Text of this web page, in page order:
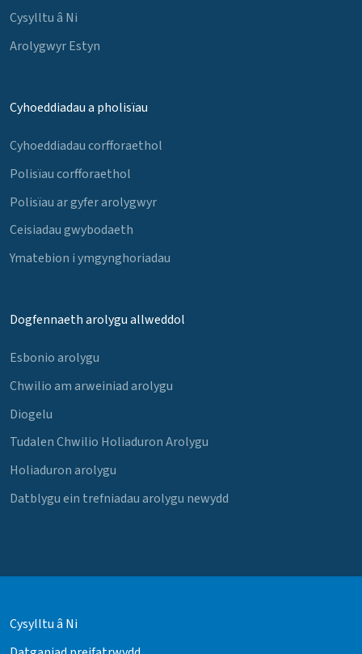
Cysylltu â Ni
Arolygwyr Estyn
Cyhoeddiadau a pholisïau
Cyhoeddiadau corfforaethol
Polisïau corfforaethol
Polisïau ar gyfer arolygwyr
Ceisiadau gwybodaeth
Ymatebion i ymgynghoriadau
Dogfennaeth arolygu allweddol
Esbonio arolygu
Chwilio am arweiniad arolygu
Diogelu
Tudalen Chwilio Holiaduron Arolygu
Holiaduron arolygu
Datblygu ein trefniadau arolygu newydd
Cysylltu â Ni